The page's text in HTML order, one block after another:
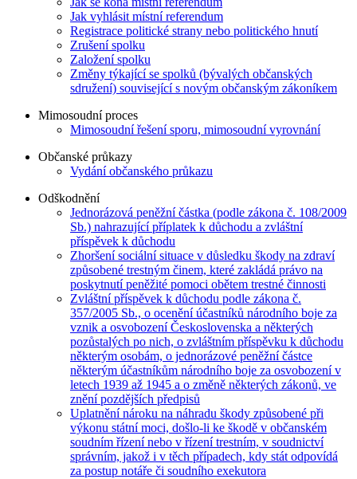
Jak vyhlásit místní referendum
Registrace politické strany nebo politického hnutí
Zrušení spolku
Založení spolku
Změny týkající se spolků (bývalých občanských
sdružení) související s novým občanským zákoníkem
Mimosoudní proces
Mimosoudní řešení sporu, mimosoudní vyrovnání
Občanské průkazy
Vydání občanského průkazu
Odškodnění
Jednorázová peněžní částka (podle zákona č. 108/2009
Sb.) nahrazující příplatek k důchodu a zvláštní
příspěvek k důchodu
Zhoršení sociální situace v důsledku škody na zdraví
způsobené trestným činem, které zakládá právo na
poskytnutí peněžité pomoci obětem trestné činnosti
Zvláštní příspěvek k důchodu podle zákona č.
357/2005 Sb., o ocenění účastníků národního boje za
vznik a osvobození Československa a některých
pozůstalých po nich, o zvláštním příspěvku k důchodu
některým osobám, o jednorázové peněžní částce
některým účastníkům národního boje za osvobození v
letech 1939 až 1945 a o změně některých zákonů, ve
znění pozdějších předpisů
Uplatnění nároku na náhradu škody způsobené při
výkonu státní moci, došlo-li ke škodě v občanském
soudním řízení nebo v řízení trestním, v soudnictví
správním, jakož i v těch případech, kdy stát odpovídá
za postup notáře či soudního exekutora